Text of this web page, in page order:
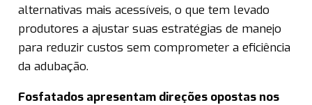
alternativas mais acessíveis, o que tem levado
produtores a ajustar suas estratégias de manejo
para reduzir custos sem comprometer a eficiência
da adubação.
Fosfatados apresentam direções opostas nos